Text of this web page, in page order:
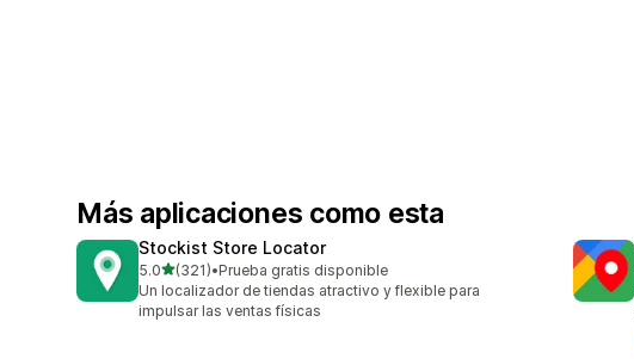
Más aplicaciones como esta
Stockist Store Locator
5.0de 5 estrellas
(321)
321 reseñas en total
•Prueba gratis disponible
Un localizador de tiendas atractivo y flexible para
impulsar las ventas físicas